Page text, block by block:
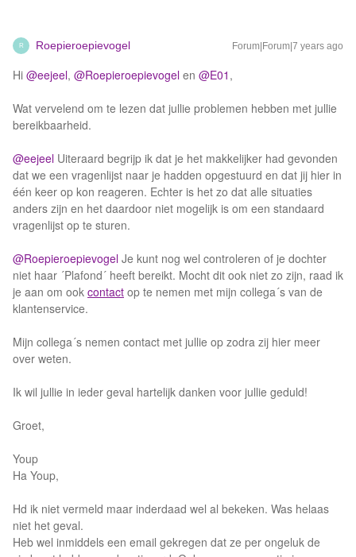
R Roepieroepievogel Forum|Forum|7 years ago
Hi @eejeel, @Roepieroepievogel en @E01 ,
Wat vervelend om te lezen dat jullie problemen hebben met jullie
bereikbaarheid.
@eejeel Uiteraard begrijp ik dat je het makkelijker had gevonden
dat we een vragenlijst naar je hadden opgestuurd en dat jij hier in
één keer op kon reageren. Echter is het zo dat alle situaties
anders zijn en het daardoor niet mogelijk is om een standaard
vragenlijst op te sturen.
@Roepieroepievogel Je kunt nog wel controleren of je dochter
niet haar ´Plafond´ heeft bereikt. Mocht dit ook niet zo zijn, raad ik
je aan om ook contact op te nemen met mijn collega´s van de
klantenservice.
Mijn collega´s nemen contact met jullie op zodra zij hier meer
over weten.
Ik wil jullie in ieder geval hartelijk danken voor jullie geduld!
Groet,
Youp
Ha Youp,
Hd ik niet vermeld maar inderdaad wel al bekeken. Was helaas
niet het geval.
Heb wel inmiddels een email gekregen dat ze per ongeluk de